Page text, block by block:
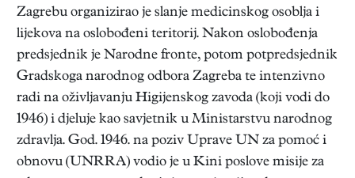
Zagrebu organizirao je slanje medicinskog osoblja i
lijekova na oslobođeni teritorij. Nakon oslobođenja
predsjednik je Narodne fronte, potom potpredsjednik
Gradskoga narodnog odbora Zagreba te intenzivno
radi na oživljavanju Higijenskog zavoda (koji vodi do
1946) i djeluje kao savjetnik u Ministarstvu narodnog
zdravlja. God. 1946. na poziv Uprave UN za pomoć i
obnovu (UNRRA) vodio je u Kini poslove misije za